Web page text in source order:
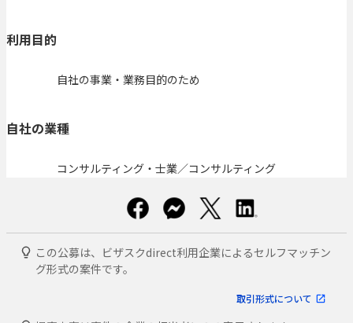
利用目的
自社の事業・業務目的のため
自社の業種
コンサルティング・士業／コンサルティング
この公募は、ビザスクdirect利用企業によるセルフマッチン
グ形式の案件です。
取引形式について